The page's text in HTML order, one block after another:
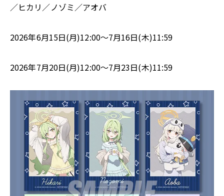
／ヒカリ／ノゾミ／アオバ
2026年6月15日(月)12:00～7月16日(木)11:59
2026年7月20日(月)12:00～7月23日(木)11:59